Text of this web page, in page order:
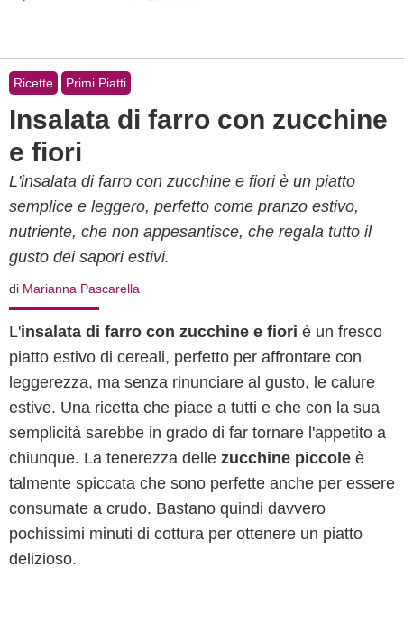
Ricette Primi Piatti
Insalata di farro con zucchine
e fiori
L'insalata di farro con zucchine e fiori è un piatto
semplice e leggero, perfetto come pranzo estivo,
nutriente, che non appesantisce, che regala tutto il
gusto dei sapori estivi.
di Marianna Pascarella
L'insalata di farro con zucchine e fiori è un fresco
piatto estivo di cereali, perfetto per affrontare con
leggerezza, ma senza rinunciare al gusto, le calure
estive. Una ricetta che piace a tutti e che con la sua
semplicità sarebbe in grado di far tornare l'appetito a
chiunque. La tenerezza delle zucchine piccole è
talmente spiccata che sono perfette anche per essere
consumate a crudo. Bastano quindi davvero
pochissimi minuti di cottura per ottenere un piatto
delizioso.